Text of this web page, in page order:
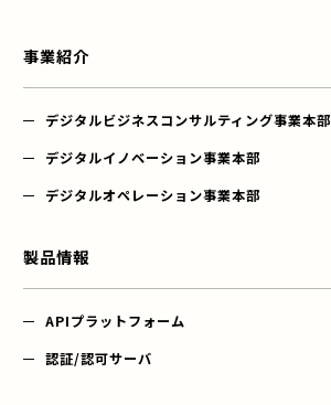
事業紹介
デジタルビジネスコンサルティング事業本部
デジタルイノベーション事業本部
デジタルオペレーション事業本部
製品情報
APIプラットフォーム
認証/認可サーバ